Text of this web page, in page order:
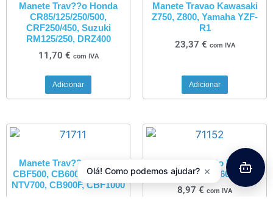
Manete Trav??o Honda
CR85/125/250/500,
CRF250/450, Suzuki
RM125/250, DRZ400
11,70 € com IVA
Adicionar
Manete Travao Kawasaki
Z750, Z800, Yamaha YZF-
R1
23,37 € com IVA
Adicionar
Manete Trav??o Honda
CBF500, CB600F, CBF600,
NTV700, CB900F, CBF1000
Manete Trav??o Honda
XR250R, XR600R
8,97 € com IVA
Olá! Como podemos ajudar? ×